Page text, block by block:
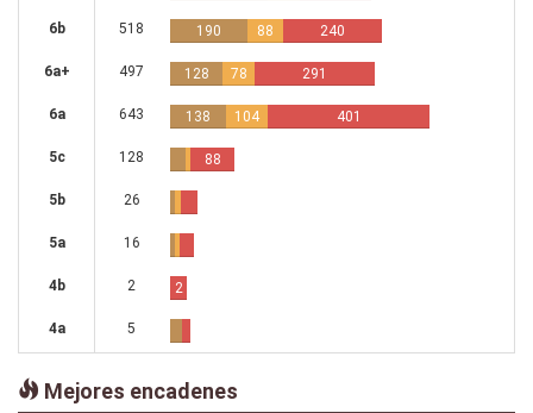
6b 518 190 88 240
6a+ 497 128 78 291
6a 643 138 104 401
5c 128 88
5b 26
5a 16
4b 2 2
4a 5
Mejores encadenes